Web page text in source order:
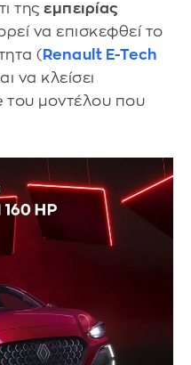
της εμπειρίας
να επισκεφθεί το
( Renault E-Tech
να κλείσει
του μοντέλου που